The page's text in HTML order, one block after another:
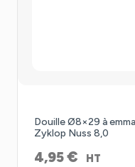
Douille Ø8×29 à
Zyklop Nuss 8,0
4,95€ HT